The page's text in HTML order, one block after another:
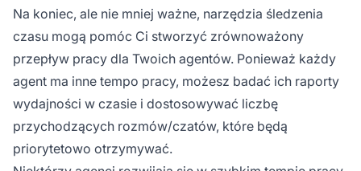
Na koniec, ale nie mniej ważne, narzędzia śledzenia
czasu mogą pomóc Ci stworzyć zrównoważony
przepływ pracy dla Twoich agentów. Ponieważ każdy
agent ma inne tempo pracy, możesz badać ich raporty
wydajności w czasie i dostosowywać liczbę
przychodzących rozmów/czatów, które będą
priorytetowo otrzymywać.